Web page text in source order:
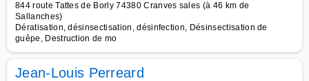
844 route Tattes de Borly 74380 Cranves sales (à 46 km de
Sallanches)
Dératisation, désinsectisation, désinfection, Désinsectisation de
guêpe, Destruction de mo
Jean-Louis Perreard